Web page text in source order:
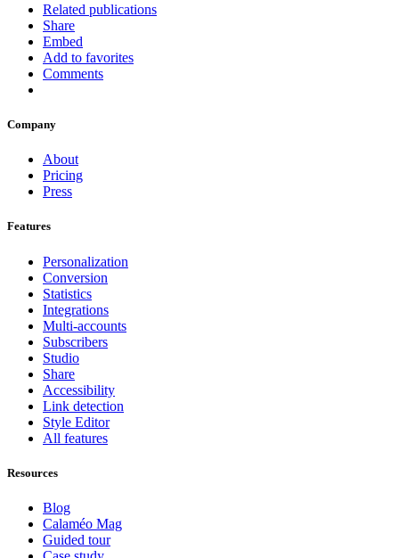
Related publications
Share
Embed
Add to favorites
Comments
Company
About
Pricing
Press
Features
Personalization
Conversion
Statistics
Integrations
Multi-accounts
Subscribers
Studio
Share
Accessibility
Link detection
Style Editor
All features
Resources
Blog
Calaméo Mag
Guided tour